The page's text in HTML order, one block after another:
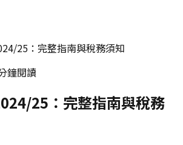
25：完整指南與稅務須知
鐘閱讀
25：完整指南與稅務